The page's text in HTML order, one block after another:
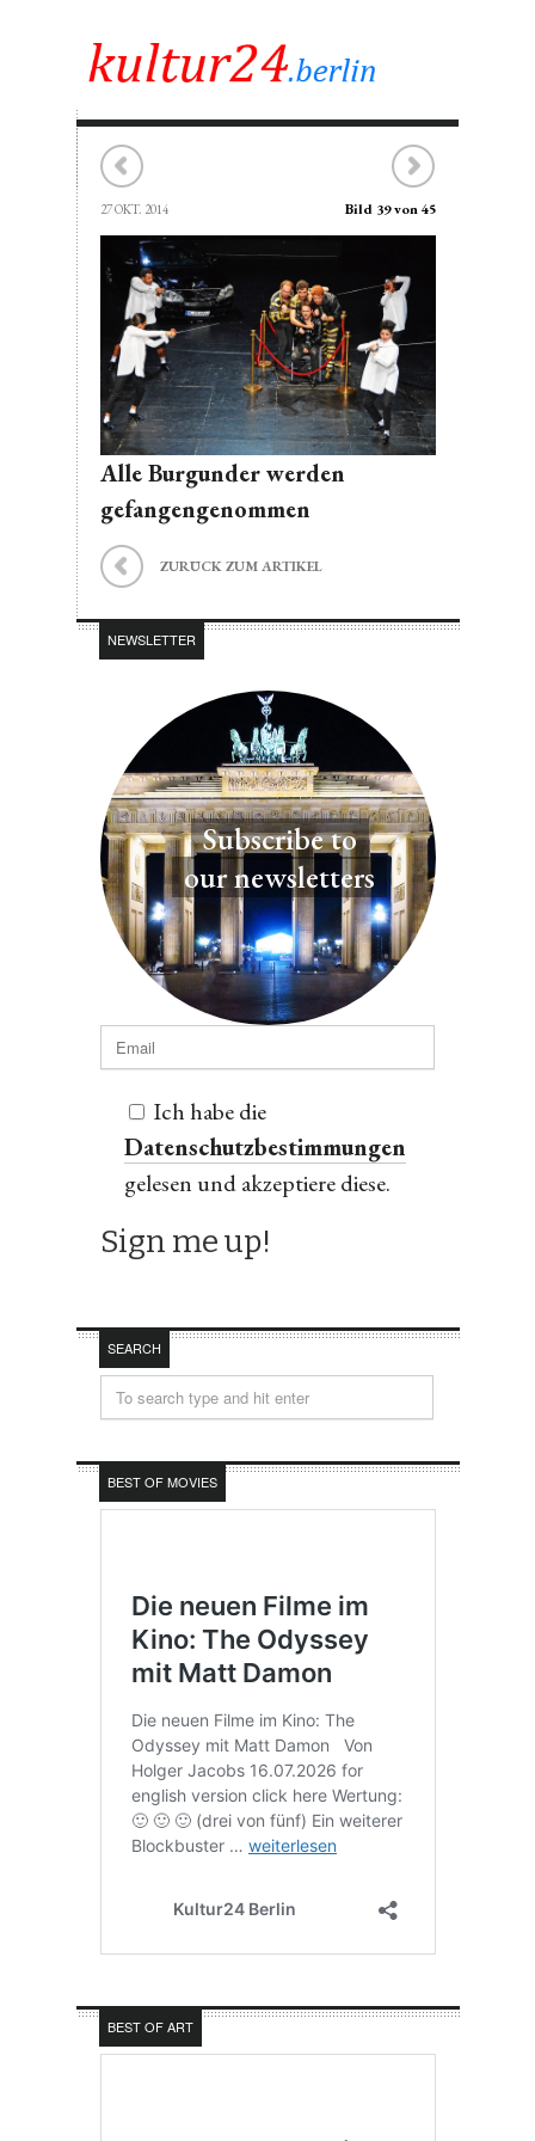
27 OKT. 2014 Bild 39 von 45
Alle Burgunder werden
gefangengenommen
ZURÜCK ZUM ARTIKEL
NEWSLETTER
Subscribe to
our newsletters
Ich habe die
Datenschutzbestimmungen
gelesen und akzeptiere diese.
SEARCH
BEST OF MOVIES
BEST OF ART